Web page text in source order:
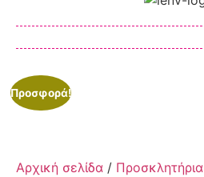
Προσφορά!
Αρχική σελίδα / Προσκλητήρια